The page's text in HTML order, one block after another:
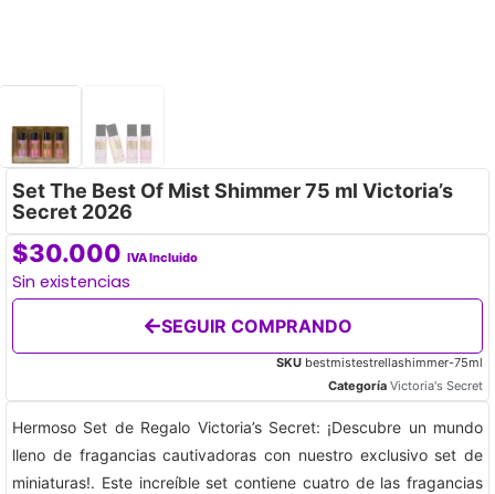
Set The Best Of Mist Shimmer 75 ml Victoria’s
Secret 2026
$30.000 IVA Incluido
Sin existencias
SEGUIR COMPRANDO
SKU bestmistestrellashimmer-75ml
Categoría Victoria's Secret
Hermoso Set de Regalo Victoria’s Secret: ¡Descubre un mundo
lleno de fragancias cautivadoras con nuestro exclusivo set de
miniaturas!. Este increíble set contiene cuatro de las fragancias